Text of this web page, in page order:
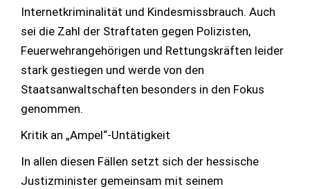
Internetkriminalität und Kindesmissbrauch. Auch
sei die Zahl der Straftaten gegen Polizisten,
Feuerwehrangehörigen und Rettungskräften leider
stark gestiegen und werde von den
Staatsanwaltschaften besonders in den Fokus
genommen.
Kritik an „Ampel“-Untätigkeit
In allen diesen Fällen setzt sich der hessische
Justizminister gemeinsam mit seinem